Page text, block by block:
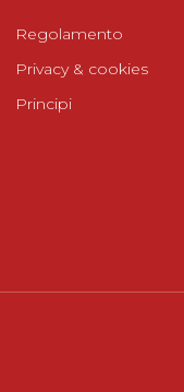
Regolamento
Privacy & cookies
Principi